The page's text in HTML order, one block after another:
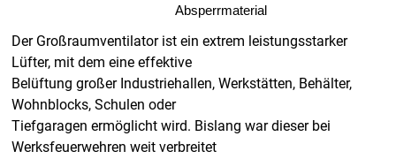
Absperrmaterial
Der Großraumventilator ist ein extrem leistungsstarker
Lüfter, mit dem eine effektive
Belüftung großer Industriehallen, Werkstätten, Behälter,
Wohnblocks, Schulen oder
Tiefgaragen ermöglicht wird. Bislang war dieser bei
Werksfeuerwehren weit verbreitet